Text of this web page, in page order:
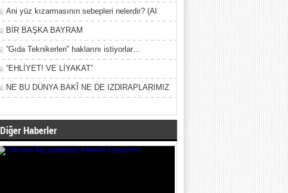
Ani yüz kızarmasının sebepleri nelerdir? (Al
Yanak)
BİR BAŞKA BAYRAM
”Gıda Teknikerleri” haklarını istiyorlar…
”EHLİYET! VE LİYAKAT”
NE BU DÜNYA BAKÎ NE DE IZDIRAPLARIMIZ
Diğer Haberler